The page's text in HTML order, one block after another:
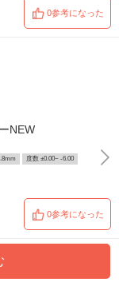
0参考になった
NEW
度数 ±0.00~ -6.00
0参考になった